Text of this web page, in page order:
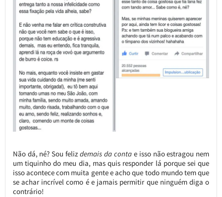
Não dá, né? Sou felizdemais da contae isso não estragou nem
um tiquinho do meu dia, mas quis responder lá porque sei que
isso acontece com muita gente e acho que todo mundo tem que
se achar incrível como é e jamais permitir que ninguém diga o
contrário!